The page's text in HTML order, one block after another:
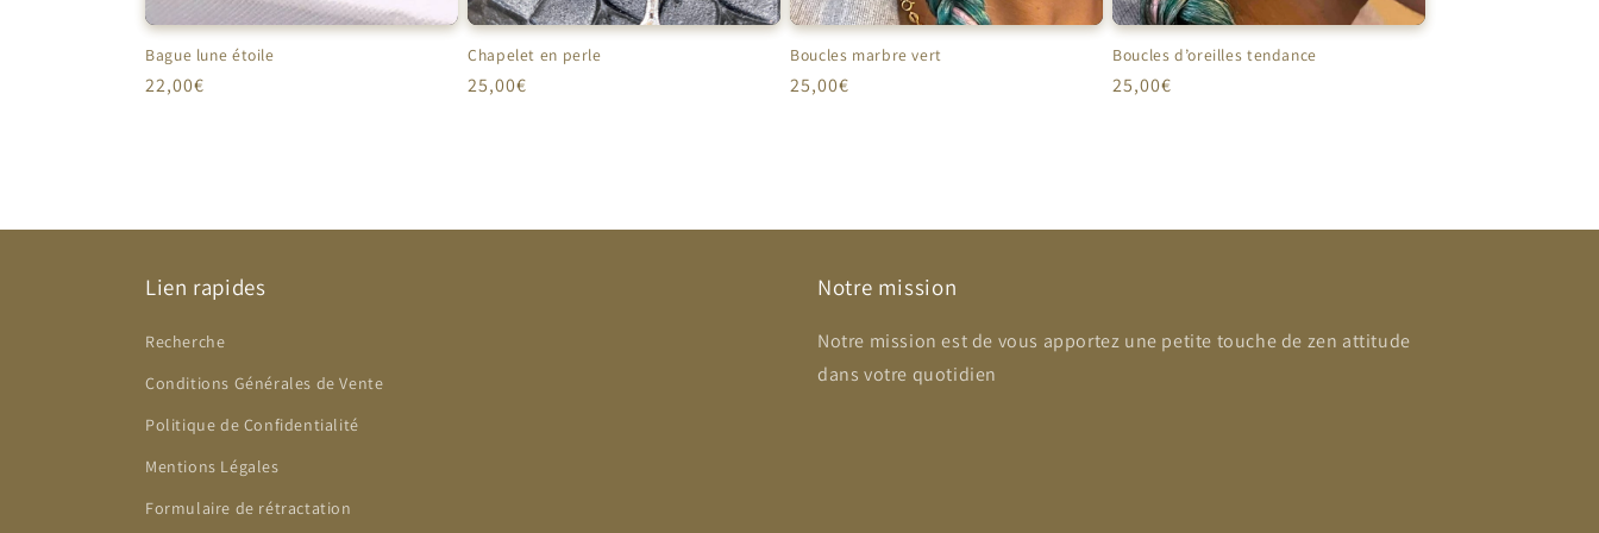
Bague lune étoile
Prix
22,00€
Chapelet en perle
Prix
25,00€
Boucles marbre vert
Prix
25,00€
Boucles d’oreilles tendance
Prix
25,00€
Lien rapides
Recherche
Conditions Générales de Vente
Politique de Confidentialité
Mentions Légales
Formulaire de rétractation
Notre mission
Notre mission est de vous apportez une petite touche de zen attitude
dans votre quotidien